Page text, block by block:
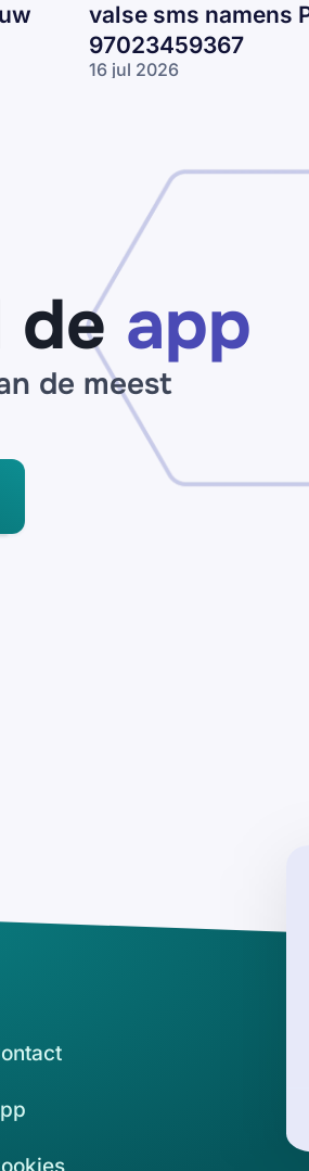
valse sms namens
97023459367
16 jul 2026
PostNL van
97023459367
de app
de meest